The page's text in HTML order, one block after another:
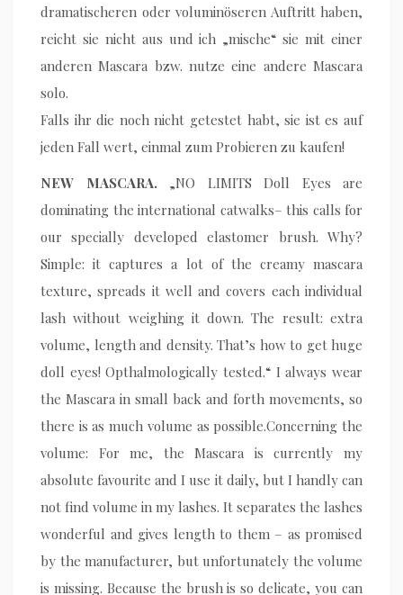
dramatischeren oder voluminöseren Auftritt haben,
reicht sie nicht aus und ich „mische“ sie mit einer
anderen Mascara bzw. nutze eine andere Mascara
solo.
Falls ihr die noch nicht getestet habt, sie ist es auf
jeden Fall wert, einmal zum Probieren zu kaufen!
NEW MASCARA.„NO LIMITS Doll Eyes are
dominating the international catwalks– this calls for
our specially developed elastomer brush. Why?
Simple: it captures a lot of the creamy mascara
texture, spreads it well and covers each individual
lash without weighing it down. The result: extra
volume, length and density. That’s how to get huge
doll eyes! Opthalmologically tested.“ I always wear
the Mascara in small back and forth movements, so
there is as much volume as possible.Concerning the
volume: For me, the Mascara is currently my
absolute favourite and I use it daily, but I handly can
not find volume in my lashes. It separates the lashes
wonderful and gives length to them – as promised
by the manufacturer, but unfortunately the volume
is missing. Because the brush is so delicate, you can